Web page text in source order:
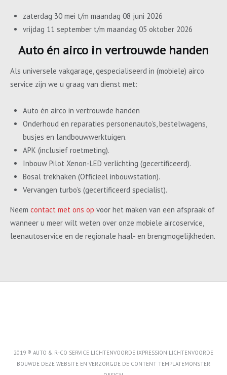
zaterdag 30 mei t/m maandag 08 juni 2026
vrijdag 11 september t/m maandag 05 oktober 2026
Auto én airco in vertrouwde handen
Als universele vakgarage, gespecialiseerd in (mobiele) airco
service zijn we u graag van dienst met:
Auto én airco in vertrouwde handen
Onderhoud en reparaties personenauto’s, bestelwagens,
busjes en landbouwwerktuigen.
APK (inclusief roetmeting).
Inbouw Pilot Xenon-LED verlichting (gecertificeerd).
Bosal trekhaken (Officieel inbouwstation).
Vervangen turbo’s (gecertificeerd specialist).
Neem contact met ons op voor het maken van een afspraak of
wanneer u meer wilt weten over onze mobiele aircoservice,
leenautoservice en de regionale haal- en brengmogelijkheden.
2019 ® AUTO & R-CO SERVICE LICHTENVOORDE IXPRESSION LICHTENVOORDE
BOUWDE DEZE WEBSITE EN VERZORGDE DE CONTENT TEMPLATEMONSTER